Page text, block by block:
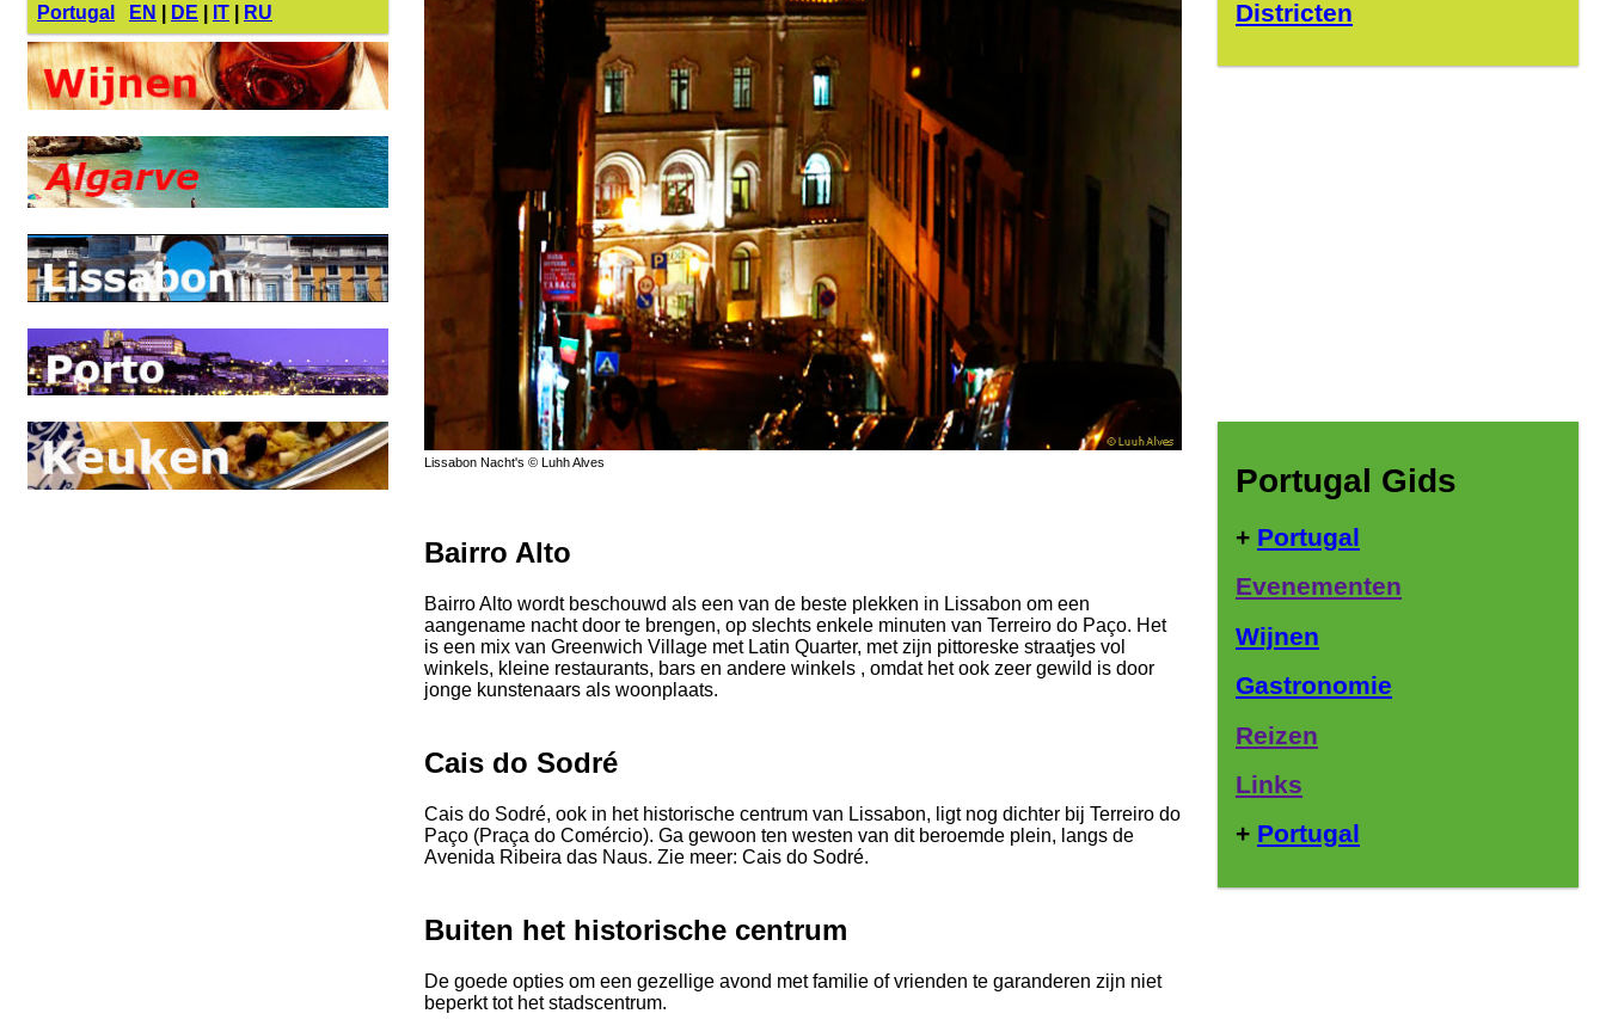
Portugal EN DE IT RU
Lissabon Nacht's © Luhh Alves
Bairro Alto
Bairro Alto wordt beschouwd als een van de beste plekken in Lissabon om een
aangename nacht door te brengen, op slechts enkele minuten van Terreiro do Paço. Het
is een mix van Greenwich Village met Latin Quarter, met zijn pittoreske straatjes vol
winkels, kleine restaurants, bars en andere winkels , omdat het ook zeer gewild is door
jonge kunstenaars als woonplaats.
Cais do Sodré
Cais do Sodré, ook in het historische centrum van Lissabon, ligt nog dichter bij Terreiro do
Paço (Praça do Comércio). Ga gewoon ten westen van dit beroemde plein, langs de
Avenida Ribeira das Naus. Zie meer: Cais do Sodré.
Buiten het historische centrum
De goede opties om een gezellige avond met familie of vrienden te garanderen zijn niet
beperkt tot het stadscentrum.
Districten
Portugal Gids
+ Portugal
Evenementen
Wijnen
Gastronomie
Reizen
Links
+ Portugal